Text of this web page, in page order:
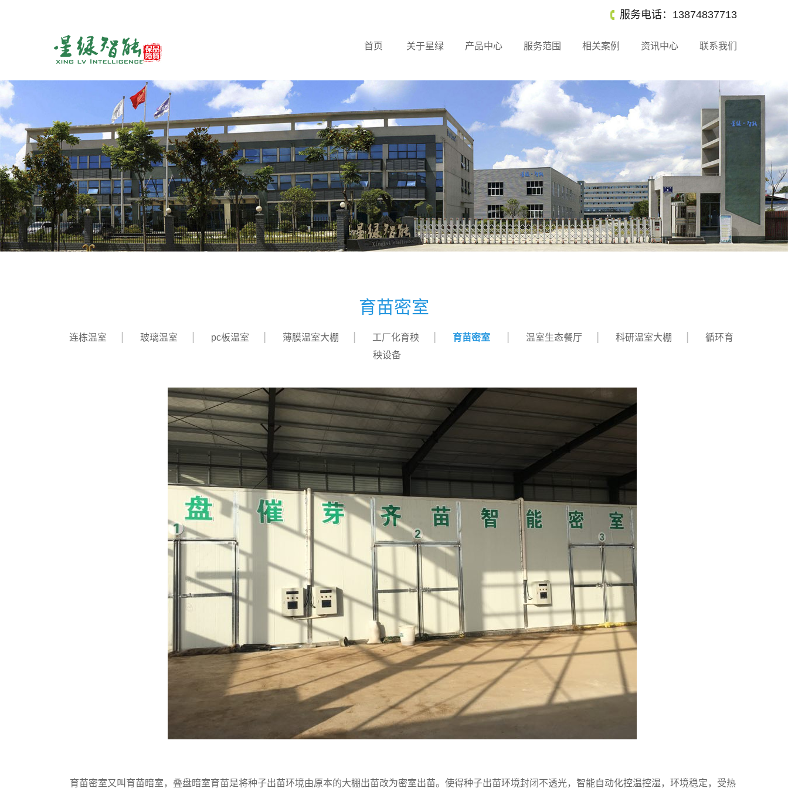
服务电话：13874837713
首页 关于星绿 产品中心 服务范围 相关案例 资讯中心 联系我们
育苗密室
连栋温室 玻璃温室 pc板温室 薄膜温室大棚 工厂化育秧 育苗密室 温室生态餐厅 科研温室大棚
循环育
秧设备
育苗密室又叫育苗暗室，叠盘暗室育苗是将种子出苗环境由原本的大棚出苗改为密室出苗。使得种子出苗环境封闭不透光，智能自动化控温控湿，环境稳定，受热